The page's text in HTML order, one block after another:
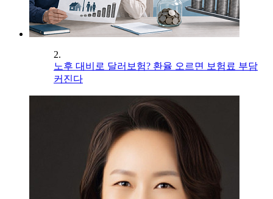
2.
노후 대비로 달러보험? 환율 오르면 보험료 부담
커진다